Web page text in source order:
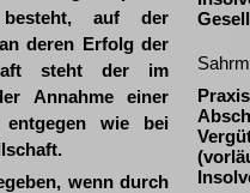
auf der
deren Erfolg der
steht der im
Annahme einer
wie bei
wenn durch